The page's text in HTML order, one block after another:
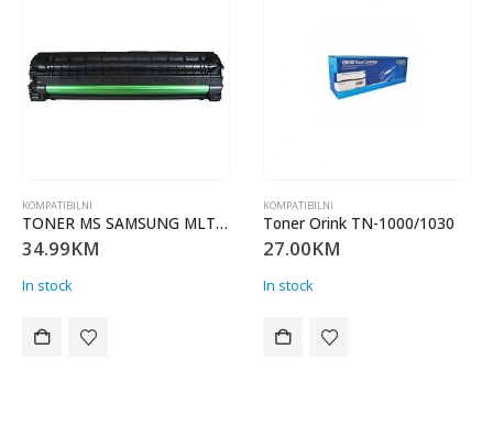
TONER MS SAMSUNG MLT-D1042S MS,
KM
KOMPATIBILNI
Toner Orink TN-1000/1030
27.00KM
In stock